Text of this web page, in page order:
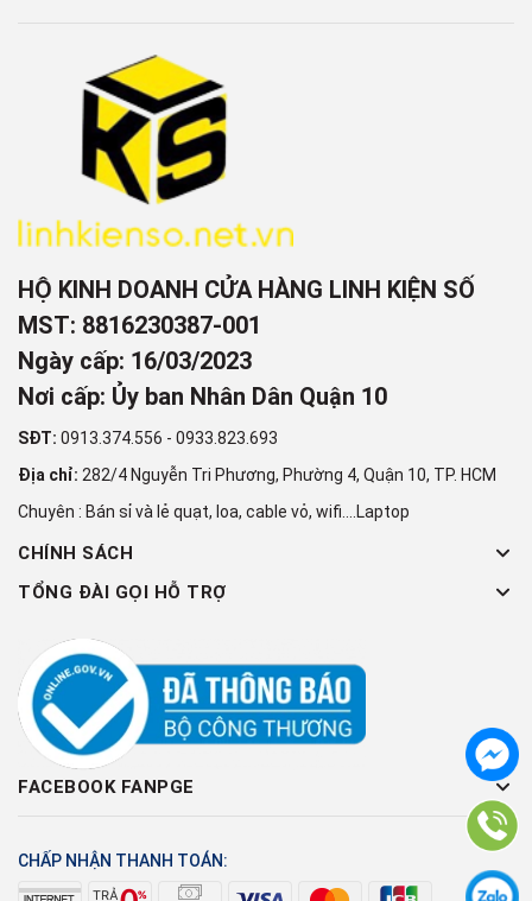
HỘ KINH DOANH CỬA HÀNG LINH KIỆN SỐ
MST: 8816230387-001
Ngày cấp: 16/03/2023
Nơi cấp: Ủy ban Nhân Dân Quận 10
SĐT: 0913.374.556 - 0933.823.693
Địa chỉ: 282/4 Nguyễn Tri Phương, Phường 4, Quận 10, TP. HCM
Chuyên : Bán sỉ và lẻ quạt, loa, cable vỏ, wifi....Laptop
CHÍNH SÁCH
TỔNG ĐÀI GỌI HỖ TRỢ
FACEBOOK FANPGE
CHẤP NHẬN THANH TOÁN: